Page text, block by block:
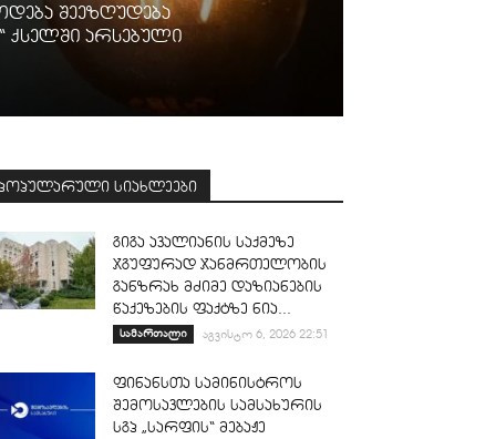
შეეზღუდება
ქსელში არსებული
სიახლეები
გიგა ავალიანის საქმეზე
ჯგუფურად ჯანმრთელობის
განზრახ მძიმე დაზიანების
წაქეზების ფაქტზე ნია...
სამართალი აგვისტო 6, 2026 22:51
ფინანსთა სამინისტროს
შემოსავლების სამსახურის
სგპ „სარფის“ მებაჟე